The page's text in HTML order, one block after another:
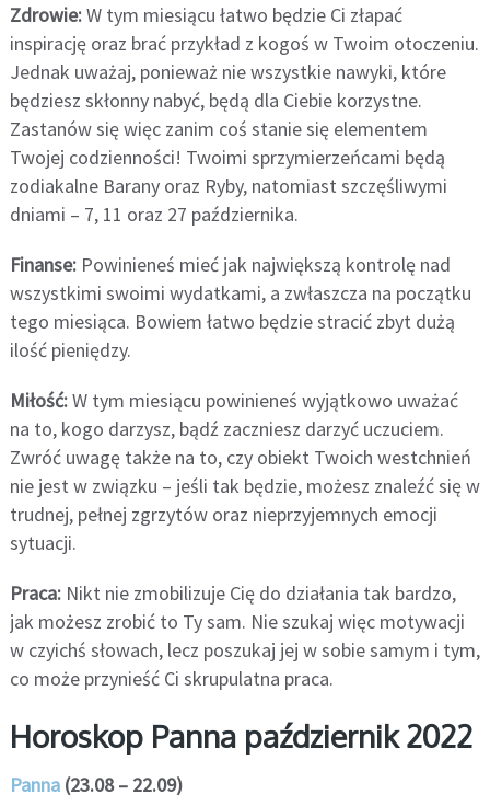
Zdrowie:W tym miesiącu łatwo będzie Ci złapać
inspirację oraz brać przykład z kogoś w Twoim otoczeniu.
Jednak uważaj, ponieważ nie wszystkie nawyki, które
będziesz skłonny nabyć, będą dla Ciebie korzystne.
Zastanów się więc zanim coś stanie się elementem
Twojej codzienności! Twoimi sprzymierzeńcami będą
zodiakalne Barany oraz Ryby, natomiast szczęśliwymi
dniami – 7, 11 oraz 27 października.
Finanse: Powinieneś mieć jak największą kontrolę nad
wszystkimi swoimi wydatkami, a zwłaszcza na początku
tego miesiąca. Bowiem łatwo będzie stracić zbyt dużą
ilość pieniędzy.
Miłość:W tym miesiącu powinieneś wyjątkowo uważać
na to, kogo darzysz, bądź zaczniesz darzyć uczuciem.
Zwróć uwagę także na to, czy obiekt Twoich westchnień
nie jest w związku – jeśli tak będzie, możesz znaleźć się w
trudnej, pełnej zgrzytów oraz nieprzyjemnych emocji
sytuacji.
Praca: Nikt nie zmobilizuje Cię do działania tak bardzo,
jak możesz zrobić to Ty sam. Nie szukaj więc motywacji
w czyichś słowach, lecz poszukaj jej w sobie samym i tym,
co może przynieść Ci skrupulatna praca.
Horoskop Panna październik 2022
Panna(23.08 – 22.09)